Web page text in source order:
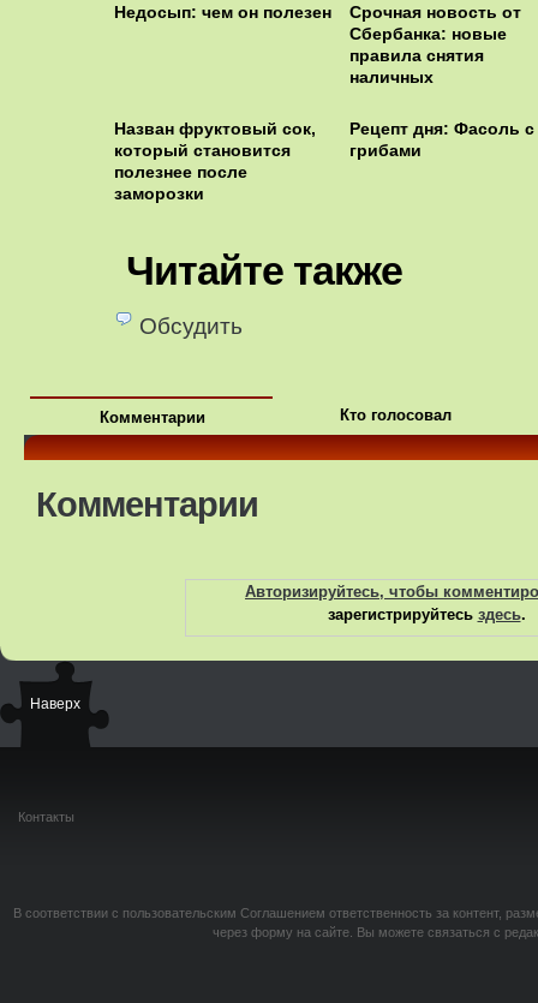
Недосып: чем он полезен
Срочная новость от
Сбербанка: новые
правила снятия
наличных
Назван фруктовый сок,
который становится
полезнее после
заморозки
Рецепт дня: Фасоль с
грибами
Читайте также
Обсудить
Комментарии Кто голосовал
Комментарии
Авторизируйтесь, чтобы
зарегистрируйтесь здесь.
Наверх
Контакты
В соответствии с пользовательским Соглашением ответственность за контент,
через форму на сайте. Вы можете связаться с